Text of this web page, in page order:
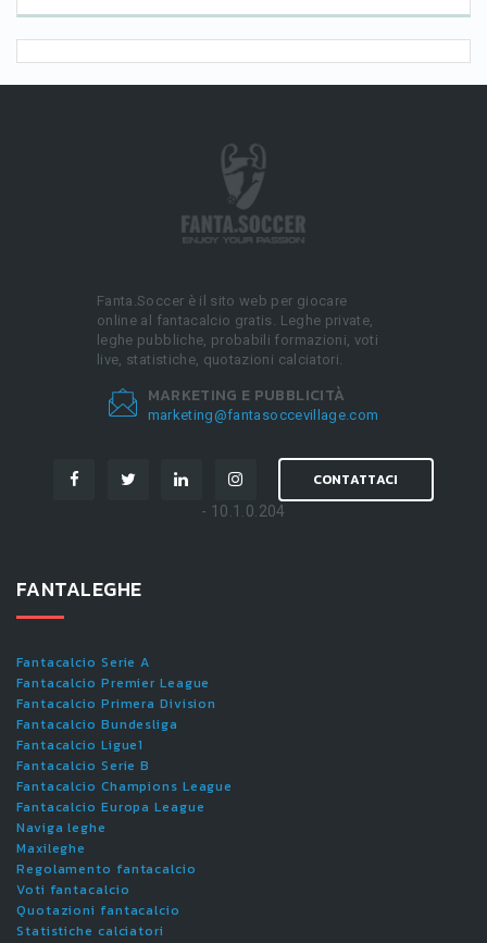
Fanta.Soccer è il sito web per giocare
online al fantacalcio gratis. Leghe private,
leghe pubbliche, probabili formazioni, voti
live, statistiche, quotazioni calciatori.
MARKETING E PUBBLICITÀ
marketing@fantasoccevillage.com
CONTATTACI
- 10.1.0.204
FANTALEGHE
Fantacalcio Serie A
Fantacalcio Premier League
Fantacalcio Primera Division
Fantacalcio Bundesliga
Fantacalcio Ligue1
Fantacalcio Serie B
Fantacalcio Champions League
Fantacalcio Europa League
Naviga leghe
Maxileghe
Regolamento fantacalcio
Voti fantacalcio
Quotazioni fantacalcio
Statistiche calciatori